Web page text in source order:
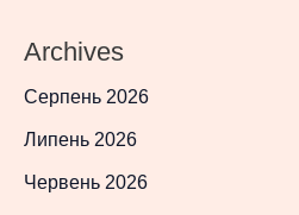
Archives
Серпень 2026
Липень 2026
Червень 2026